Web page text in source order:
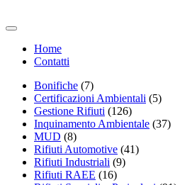
Home
Contatti
Bonifiche (7)
Certificazioni Ambientali (5)
Gestione Rifiuti (126)
Inquinamento Ambientale (37)
MUD (8)
Rifiuti Automotive (41)
Rifiuti Industriali (9)
Rifiuti RAEE (16)